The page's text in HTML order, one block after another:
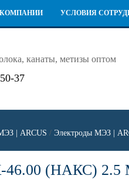
УСЛОВИЯ
канаты, метизы оптом
37
| ARCUS / Электроды МЭЗ |
(НАКС) 2.5